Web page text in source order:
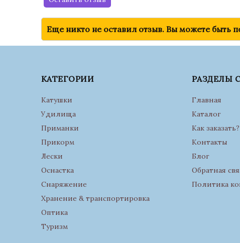
Еще никто не оставил отзыв. Вы можете быть
КАТЕГОРИИ
Катушки
Удилища
Приманки
Прикорм
Лески
Оснастка
Снаряжение
Хранение & транспортировка
Оптика
Туризм
РАЗДЕЛЫ
Главная
Каталог
Как заказать?
Контакты
Блог
Обратная
Политика